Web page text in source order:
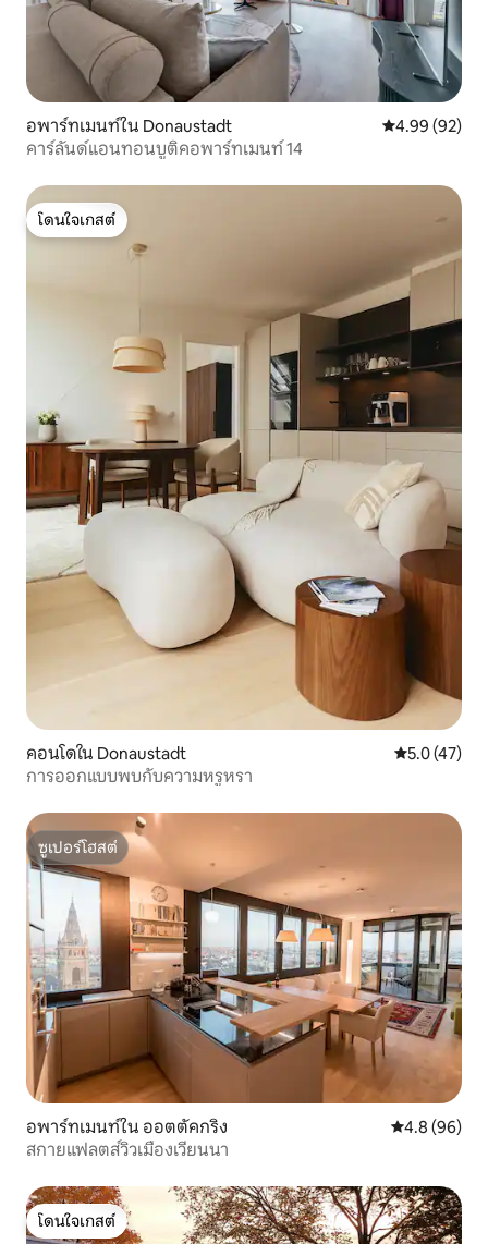
อพาร์ทเมนท์ใน Donaustadt คะแนนเฉลี่ย
4.99 (92)
คาร์ลันด์แอนทอนบูติคอพาร์ทเมนท์ 14
โดนใจเกสต์
โดนใจเกสต์
คอนโดใน Donaustadt คะแนนเฉลี่ย
5.0 (47)
การออกแบบพบกับความหรูหรา
ซูเปอร์โฮสต์
ซูเปอร์โฮสต์
อพาร์ทเมนท์ใน ออตตัคกริง คะแนนเฉลี่ย
4.8 (96)
สกายแฟลตส์วิวเมืองเวียนนา
โดนใจเกสต์
โดนใจเกสต์